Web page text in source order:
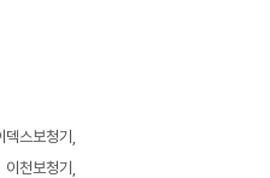
덱스보청기
이천보청기